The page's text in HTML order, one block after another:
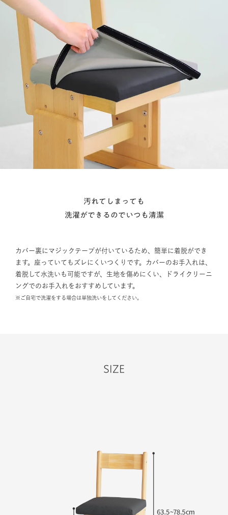
汚れてしまっても
洗濯ができるのでいつも清潔
カバー裏にマジックテープが付いているため、簡単に着脱ができ
ます。座っていてもズレにくいつくりです。カバーのお手入れは、
着脱して水洗いも可能ですが、生地を傷めにくい、ドライクリーニ
ングでのお手入れをおすすめしています。
※ご自宅で洗濯をする場合は単独洗いをしてください。
SIZE